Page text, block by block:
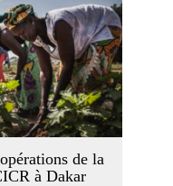
de la
à Dakar